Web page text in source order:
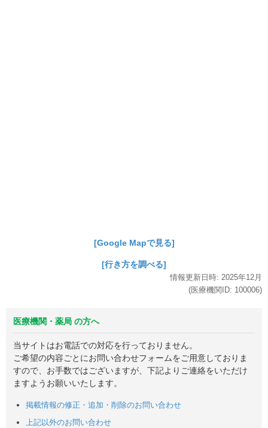
[Google Mapで見る]
[行き方を調べる]
情報更新日時: 2025年12月
(医療機関ID: 100006)
医療機関・薬局 の方へ
当サイトはお電話での対応を行っておりません。
ご希望の内容ごとにお問い合わせフォームをご用意しておりま
すので、お手数ではございますが、下記よりご連絡をいただけ
ますようお願いいたします。
掲載情報の修正・追加・削除のお問い合わせ
上記以外のお問い合わせ